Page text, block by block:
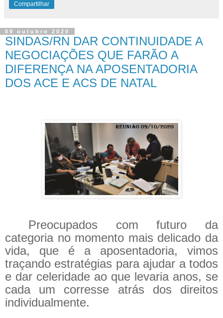
Compartilhar
09 outubro 2020
SINDAS/RN DAR CONTINUIDADE A
NEGOCIAÇÕES QUE FARÃO A
DIFERENÇA NA APOSENTADORIA
DOS ACE E ACS DE NATAL
Preocupados com futuro da
categoria no momento mais delicado da
vida, que é a aposentadoria, vimos
traçando estratégias para ajudar a todos
e dar celeridade ao que levaria anos, se
cada um corresse atrás dos direitos
individualmente.